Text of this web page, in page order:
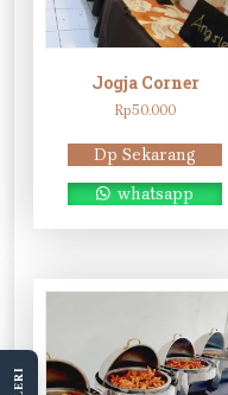
Jogja Corner
Rp50.000
Dp Sekarang
whatsapp